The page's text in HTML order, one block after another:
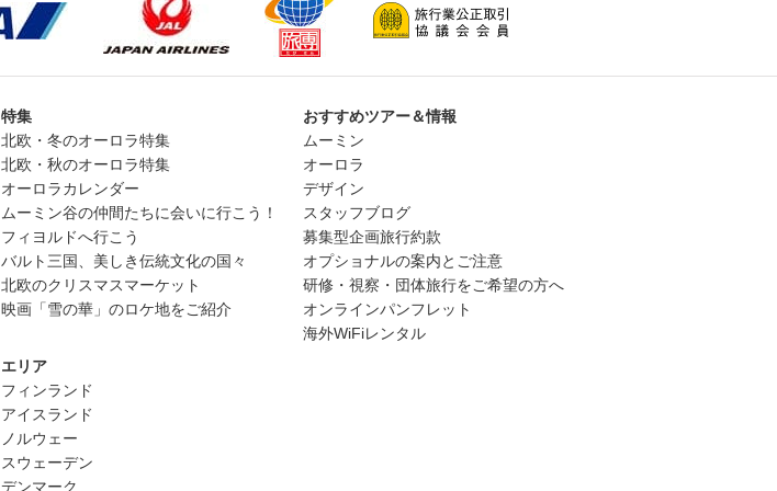
特集
北欧・冬のオーロラ特集
北欧・秋のオーロラ特集
オーロラカレンダー
ムーミン谷の仲間たちに会いに行こう！
フィヨルドへ行こう
バルト三国、美しき伝統文化の国々
北欧のクリスマスマーケット
映画「雪の華」のロケ地をご紹介
エリア
フィンランド
アイスランド
ノルウェー
スウェーデン
デンマーク
おすすめツアー＆情報
ムーミン
オーロラ
デザイン
スタッフブログ
募集型企画旅行約款
オプショナルの案内とご注意
研修・視察・団体旅行をご希望の方へ
オンラインパンフレット
海外WiFiレンタル